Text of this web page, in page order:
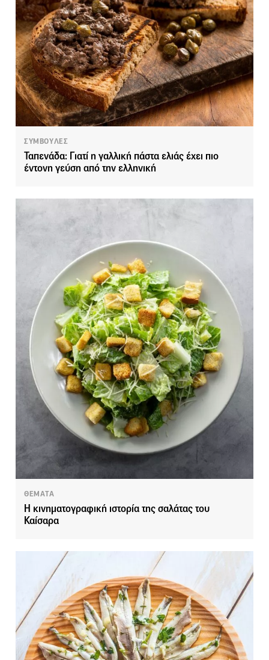
ΣΥΜΒΟΥΛΕΣ
Ταπενάδα: Γιατί η γαλλική πάστα ελιάς έχει πιο
έντονη γεύση από την ελληνική
ΘΕΜΑΤΑ
Η κινηματογραφική ιστορία της σαλάτας του
Καίσαρα